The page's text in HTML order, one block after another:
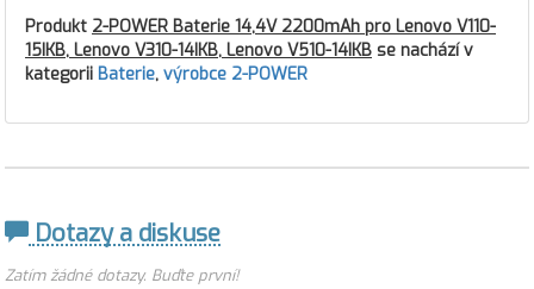
Produkt 2-POWER Baterie 14,4V 2200mAh pro Lenovo V110-
15IKB, Lenovo V310-14IKB, Lenovo V510-14IKB se nachází v
kategorii Baterie, výrobce 2-POWER
Dotazy a diskuse
Zatím žádné dotazy. Buďte první!